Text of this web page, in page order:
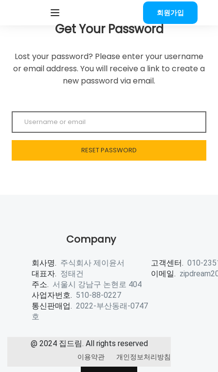
회원가입
Get Your Password
Lost your password? Please enter your username
or email address. You will receive a link to create a
new password via email.
Company
회사명. 주식회사 제이윤서
대표자. 정태건
주소. 서울시 강남구 논현로 404
사업자번호. 510-88-0227
통신판매업. 2022-부산동래-0747
호
고객센터. 010-
이메일.
@ 2024 집드림. All rights reserved
이용약관 개인정보처리방침